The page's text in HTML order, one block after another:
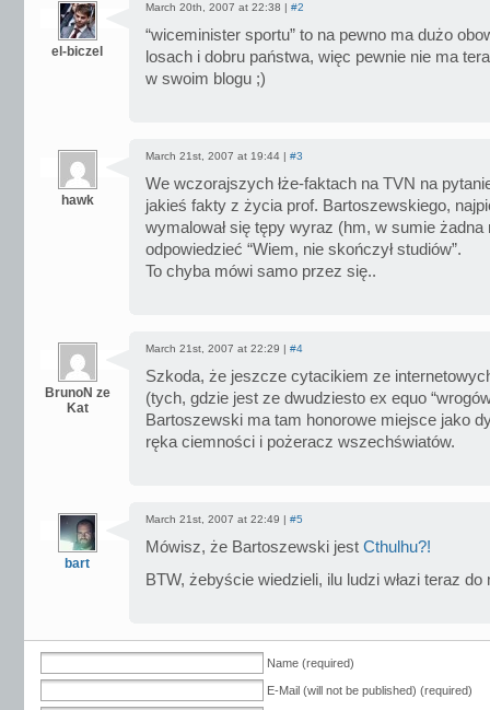
el-biczel
March 20th, 2007 at 22:38 | #2
“wiceminister sportu” to na pewno ma dużo
losach i dobru państwa, więc pewnie nie ma
w swoim blogu ;)
hawk
March 21st, 2007 at 19:44 | #3
We wczorajszych łże-faktach na TVN na
jakieś fakty z życia prof. Bartoszewskiego,
wymalował się tępy wyraz (hm, w sumie
odpowiedzieć “Wiem, nie skończył studiów”.
To chyba mówi samo przez się..
BrunoN ze
Kat
March 21st, 2007 at 22:29 | #4
Szkoda, że jeszcze cytacikiem ze
(tych, gdzie jest ze dwudziesto ex equo
Bartoszewski ma tam honorowe miejsce jako
ręka ciemności i pożeracz wszechświatów.
bart
March 21st, 2007 at 22:49 | #5
Mówisz, że Bartoszewski jest Cthulhu?!
BTW, żebyście wiedzieli, ilu ludzi włazi teraz do
Name (required)
E-Mail (will not be published) (required)